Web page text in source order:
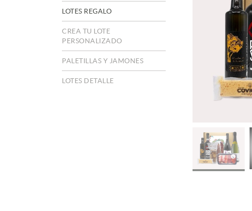
LOTES REGALO
CREA TU LOTE
PERSONALIZADO
PALETILLAS Y JAMONES
LOTES DETALLE